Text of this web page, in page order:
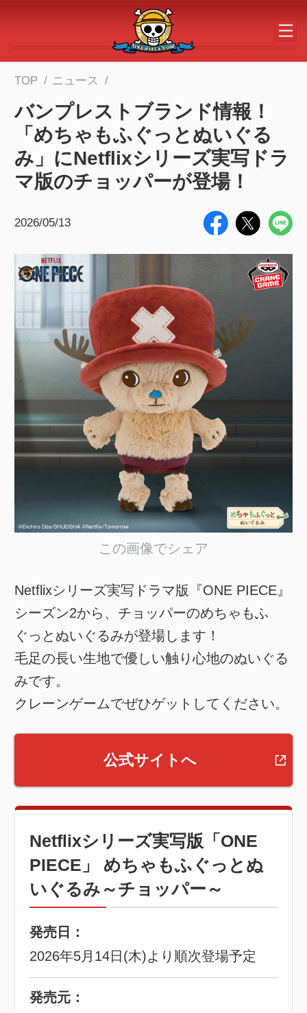
メインコンテンツへスキップする
TOP ニュース
バンプレストブランド情報！
「めちゃもふぐっとぬいぐる
み」にNetflixシリーズ実写ドラ
マ版のチョッパーが登場！
2026/05/13
この画像でシェア
Netflixシリーズ実写ドラマ版『ONE PIECE』
シーズン2から、チョッパーのめちゃもふ
ぐっとぬいぐるみが登場します！
毛足の長い生地で優しい触り心地のぬいぐる
みです。
クレーンゲームでぜひゲットしてください。
公式サイトへ
Netflixシリーズ実写版「ONE
PIECE」 めちゃもふぐっとぬ
いぐるみ～チョッパー～
発売日：
2026年5月14日(木)より順次登場予定
発売元：